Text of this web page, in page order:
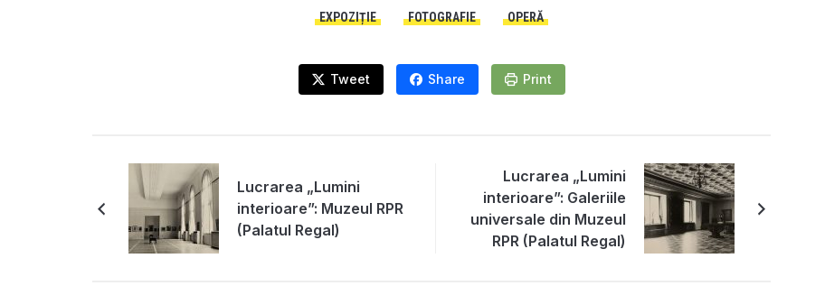
EXPOZIȚIE FOTOGRAFIE OPERĂ
Tweet Share Print
Lucrarea „Lumini
interioare”: Muzeul RPR
(Palatul Regal)
Lucrarea „Lumini
interioare”: Galeriile
universale din Muzeul
RPR (Palatul Regal)